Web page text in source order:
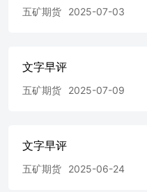
中长期资金入市。当
高，淤积在金融系统
低做多与经济高度相
略：单边建议IF多单
1、3月LPR利率维持
市场预期。2、英国央
五矿期货 2025-07-03
文字早评
五矿期货 2025-07-09
文字早评
五矿期货 2025-06-24